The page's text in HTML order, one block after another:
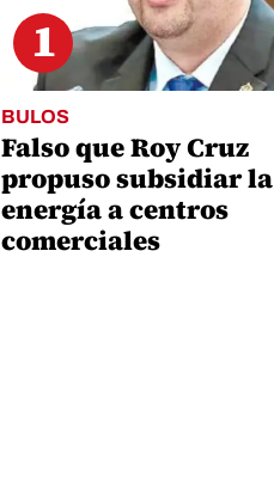
1
BULOS
Falso que Roy Cruz
propuso subsidiar la
energía a centros
comerciales